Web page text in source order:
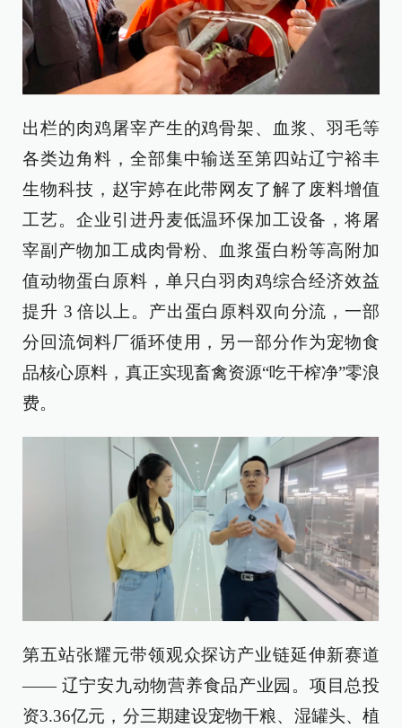
出栏的肉鸡屠宰产生的鸡骨架、血浆、羽毛等
各类边角料，全部集中输送至第四站辽宁裕丰
生物科技，赵宇婷在此带网友了解了废料增值
工艺。企业引进丹麦低温环保加工设备，将屠
宰副产物加工成肉骨粉、血浆蛋白粉等高附加
值动物蛋白原料，单只白羽肉鸡综合经济效益
提升 3 倍以上。产出蛋白原料双向分流，一部
分回流饲料厂循环使用，另一部分作为宠物食
品核心原料，真正实现畜禽资源“吃干榨净”零浪
费。
第五站张耀元带领观众探访产业链延伸新赛道
—— 辽宁安九动物营养食品产业园。项目总投
资3.36亿元，分三期建设宠物干粮、湿罐头、植